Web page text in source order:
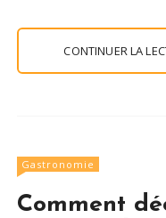
CONTINUER LA
Gastronomie
Comment